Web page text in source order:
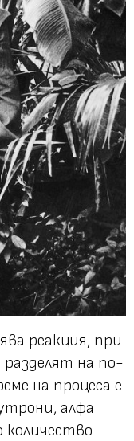
реакция, при
на по-
на процеса е
алфа
количество